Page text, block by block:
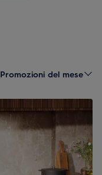
Promozioni del mese